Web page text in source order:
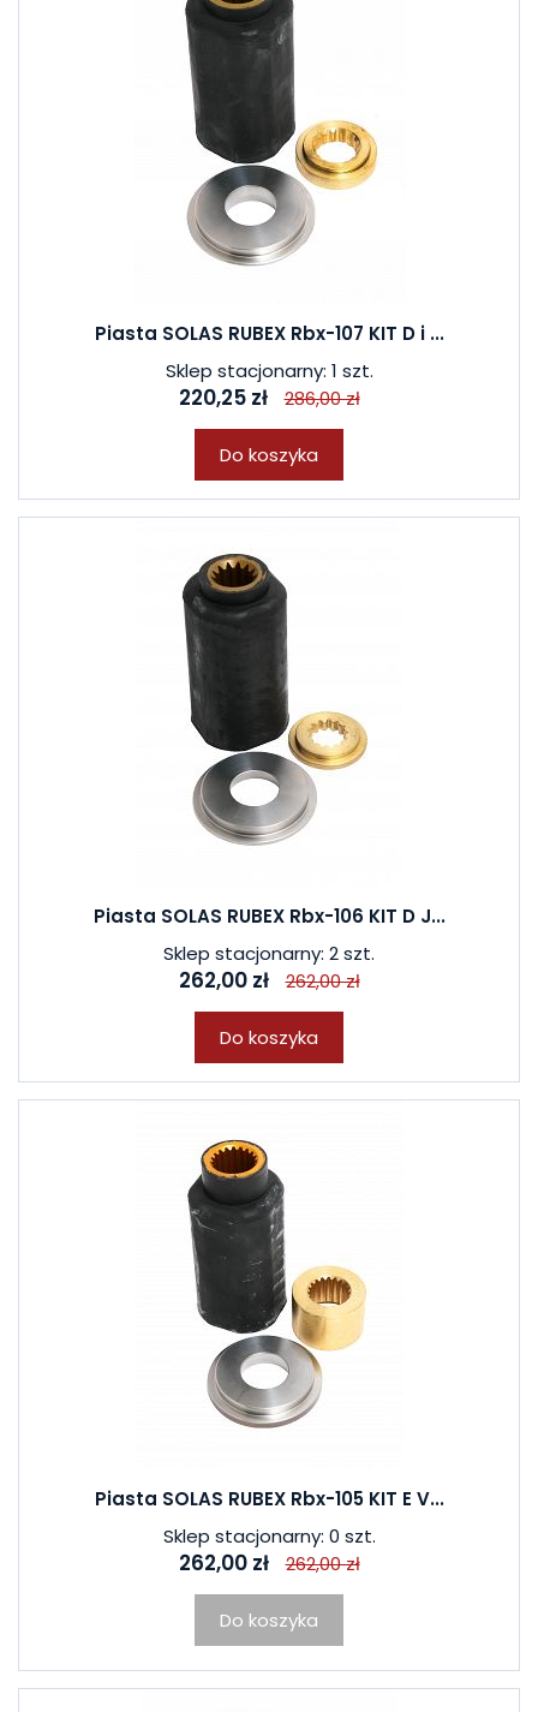
Piasta SOLAS RUBEX Rbx-107 KIT D i ...
Sklep stacjonarny: 1 szt.
220,25 zł 286,00 zł
Do koszyka
Piasta SOLAS RUBEX Rbx-106 KIT D J...
Sklep stacjonarny: 2 szt.
262,00 zł 262,00 zł
Do koszyka
Piasta SOLAS RUBEX Rbx-105 KIT E V...
Sklep stacjonarny: 0 szt.
262,00 zł 262,00 zł
Do koszyka